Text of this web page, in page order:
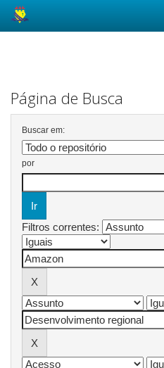
Página de Busca
Buscar em:
por
Filtros correntes: